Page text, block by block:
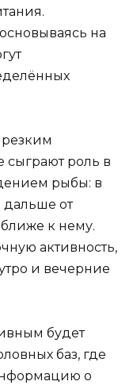
на
сыграют роль в
рыбы: в
от
к нему.
активность,
и вечерние
будет
баз, где
о